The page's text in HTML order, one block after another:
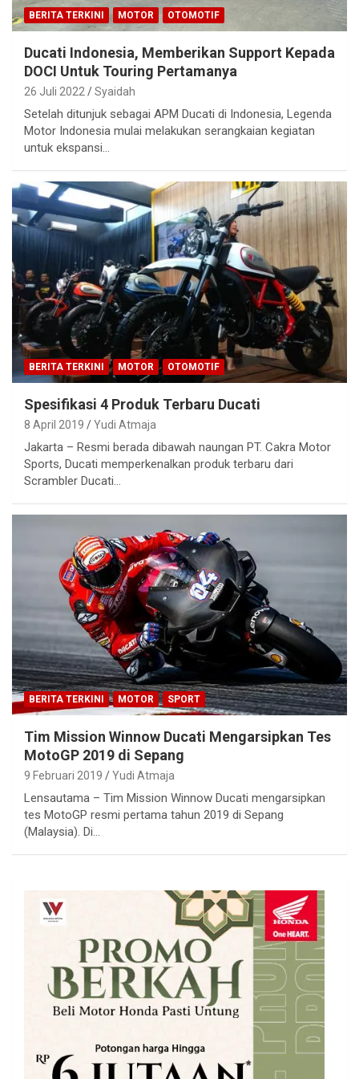
BERITA TERKINI MOTOR OTOMOTIF
Ducati Indonesia, Memberikan Support Kepada
DOCI Untuk Touring Pertamanya
26 Juli 2022 Syaidah
Setelah ditunjuk sebagai APM Ducati di Indonesia, Legenda
Motor Indonesia mulai melakukan serangkaian kegiatan
untuk ekspansi…
BERITA TERKINI MOTOR OTOMOTIF
Spesifikasi 4 Produk Terbaru Ducati
8 April 2019 Yudi Atmaja
Jakarta – Resmi berada dibawah naungan PT. Cakra Motor
Sports, Ducati memperkenalkan produk terbaru dari
Scrambler Ducati…
BERITA TERKINI MOTOR SPORT
Tim Mission Winnow Ducati Mengarsipkan Tes
MotoGP 2019 di Sepang
9 Februari 2019 Yudi Atmaja
Lensautama – Tim Mission Winnow Ducati mengarsipkan
tes MotoGP resmi pertama tahun 2019 di Sepang
(Malaysia). Di…